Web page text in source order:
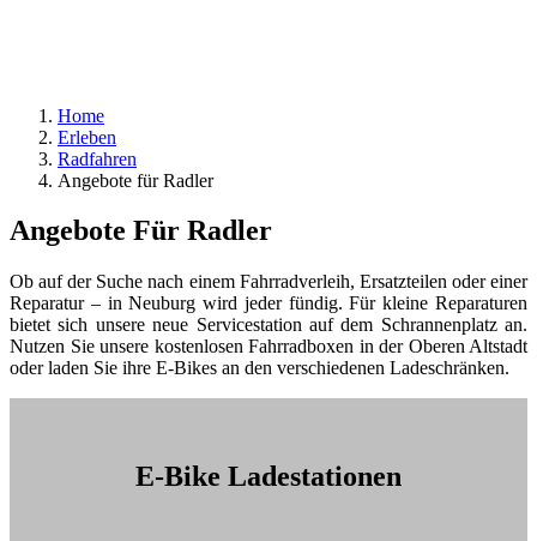
Home
Erleben
Radfahren
Angebote für Radler
Angebote Für Radler
Ob auf der Suche nach einem Fahrradverleih, Ersatzteilen oder einer
Reparatur – in Neuburg wird jeder fündig. Für kleine Reparaturen
bietet sich unsere neue Servicestation auf dem Schrannenplatz an.
Nutzen Sie unsere kostenlosen Fahrradboxen in der Oberen Altstadt
oder laden Sie ihre E-Bikes an den verschiedenen Ladeschränken.
E-Bike Ladestationen